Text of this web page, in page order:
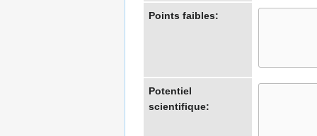
Points faibles:
Potentiel
scientifique: